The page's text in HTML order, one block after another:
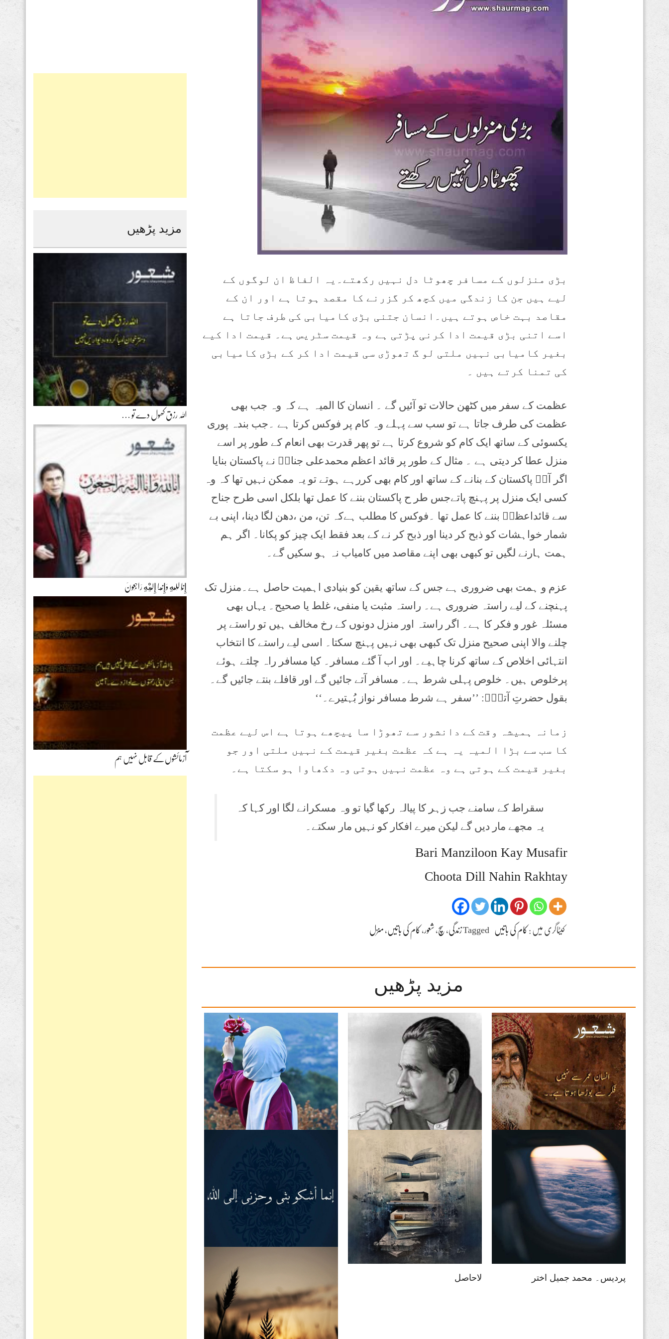
بڑی منزلوں کے مسافر چھوٹا دل نہیں رکھتے۔یہ الفاظ ان لوگوں کے
لیے ہیں جن کا زندگی میں کچھ کر گزرنے کا مقصد ہوتا ہے اور ان کے
مقاصد بہت خاص ہوتے ہیں۔انسان جتنی بڑی کامیابی کی طرف جاتا ہے
اسے اتنی بڑی قیمت ادا کرنی پڑتی ہے وہ قیمت سٹریس ہے۔ قیمت ادا کیے
بغیر کامیابی نہیں ملتی لو گ تھوڑی سی قیمت ادا کر کے بڑی کامیابی
کی تمنا کرتے ہیں ۔
عظمت کے سفر میں کٹھن حالات تو آئیں گے ۔ انسان کا المیہ ہے کہ وہ جب بھی
عظمت کی طرف جاتا ہے تو سب سے پہلے وہ کام پر فوکس کرتا ہے ۔جب بندہ پوری
یکسوئی کے ساتھ ایک کام کو شروع کرتا ہے تو پھر قدرت بھی انعام کے طور پر اسے
منزل عطا کر دیتی ہے ۔ مثال کے طور پر قائد اعظم محمدعلی جناحؒ نے پاکستان بنایا
اگر آپؒ پاکستان کے بنانے کے ساتھ اور کام بھی کررہے ہوتے تو یہ ممکن نہیں تھا کہ وہ
کسی ایک منزل پر پہنچ پاتےجس طر ح پاکستان بننے کا عمل تھا بلکل اسی طرح جناح
سے قائداعظمؒ بننے کا عمل تھا ۔فوکس کا مطلب ہےکہ تن، من ،دھن لگا دینا، اپنی بے
شمار خواہشات کو ذبح کر دینا اور ذبح کر نے کے بعد فقط ایک چیز کو پکانا۔ اگر ہم
ہمت ہارنے لگیں تو کبھی بھی اپنے مقاصد میں کامیاب نہ ہو سکیں گے۔
عزم و ہمت بھی ضروری ہے جس کے ساتھ یقین کو بنیادی اہمیت حاصل ہے۔منزل تک
پہنچنے کے لیے راستہ ضروری ہے۔ راستہ مثبت یا منفی، غلط یا صحیح۔ یہاں بھی
مسئلہ غور و فکر کا ہے۔ اگر راستہ اور منزل دونوں کے رخ مخالف ہیں تو راستے پر
چلنے والا اپنی صحیح منزل تک کبھی بھی نہیں پہنچ سکتا۔ اسی لیے راستے کا انتخاب
انتہائی اخلاص کے ساتھ کرنا چاہیے۔ اور اب آ گئے مسافر۔ کیا مسافر راہ چلتے ہوئے
پرخلوص ہیں۔ خلوص پہلی شرط ہے۔ مسافر آتے جائیں گے اور قافلے بنتے جائیں گے۔
بقول حضرتِ آتشؔؔ: ’’سفر ہے شرط مسافر نواز بُہتیرے۔‘‘
زمانہ ہمیشہ وقت کے دانشور سے تھوڑا سا پیچھے ہوتا ہے اس لیے عظمت
کا سب سے بڑا المیہ یہ ہے کہ عظمت بغیر قیمت کے نہیں ملتی اور جو
بغیر قیمت کے ہوتی ہے وہ عظمت نہیں ہوتی وہ دکھاوا ہو سکتا ہے۔
سقراط کے سامنے جب زہر کا پیالہ رکھا گیا تو وہ مسکرانے لگا اور کہا کہ
یہ مجھے مار دیں گے لیکن میرے افکار کو نہیں مار سکتے۔
Bari Manziloon Kay Musafir
Choota Dill Nahin Rakhtay
کیٹاگری میں : کام کی باتیں Taggedزندگی، سچ، شعور ، کام کی باتیں ، منزل
مزید پڑھیں
اقبال تیری عظمت کی داستاں
فکریں انسان کو بوڑھا کرتی
ہیں
لاحاصل پردیس۔ محمد جمیل اختر
مزید پڑھیں
اللہ رزق کھول دے تو …
إِنَّا لِلّهِ وَإِنَّـا إِلَيْهِ رَاجِعونَ
آزمائشوں‌کے قابل نہیں ہم